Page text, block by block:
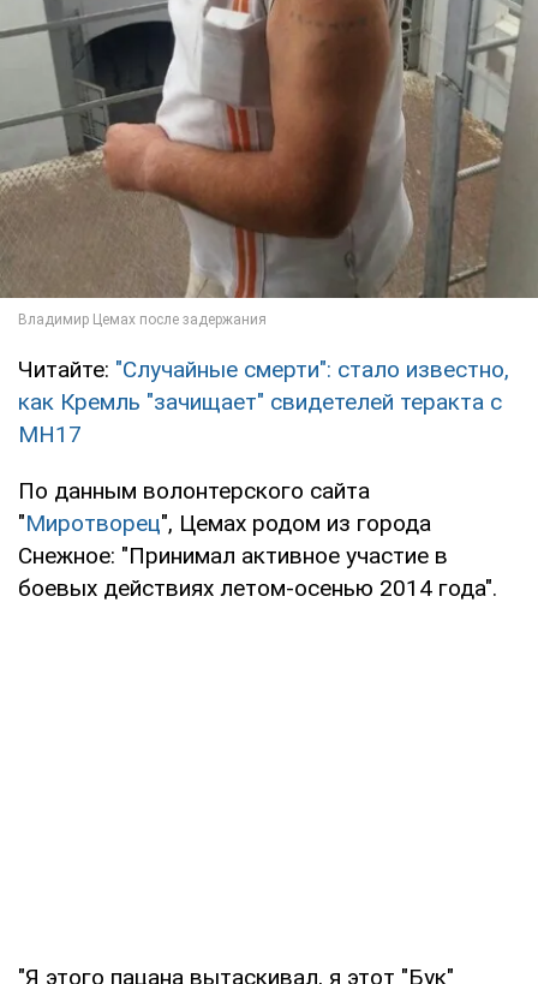
Читайте: "Случайные смерти": стало известно,
как Кремль "зачищает" свидетелей теракта с
МН17
По данным волонтерского сайта
"Миротворец", Цемах родом из города
Снежное: "Принимал активное участие в
боевых действиях летом-осенью 2014 года".
"Я этого пацана вытаскивал, я этот "Бук"